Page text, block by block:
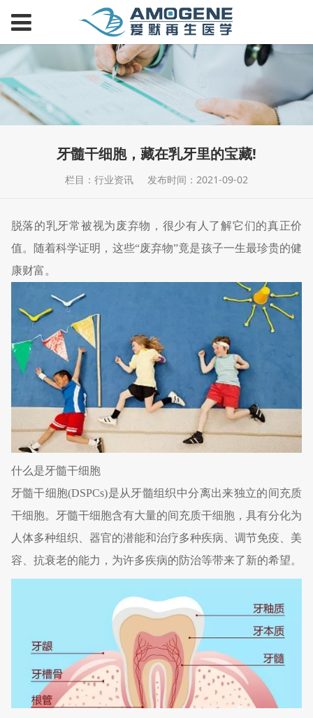
牙髓干细胞，藏在乳牙里的宝藏!
栏目：行业资讯 发布时间：2021-09-02
脱落的乳牙常被视为废弃物，很少有人了解它们的真正价
值。随着科学证明，这些“废弃物”竟是孩子一生最珍贵的健
康财富。
什么是牙髓干细胞
牙髓干细胞(DSPCs)是从牙髓组织中分离出来独立的间充质
干细胞。牙髓干细胞含有大量的间充质干细胞，具有分化为
人体多种组织、器官的潜能和治疗多种疾病、调节免疫、美
容、抗衰老的能力，为许多疾病的防治等带来了新的希望。